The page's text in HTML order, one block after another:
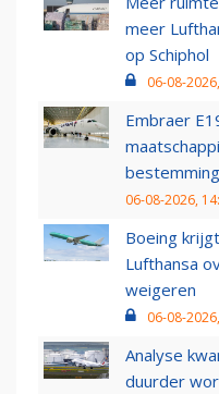
meer
op Schiphol
06-08-
Embraer
06-08-2026,
Boeing
Lufthansa
weigeren
06-08-
Analyse
duurder